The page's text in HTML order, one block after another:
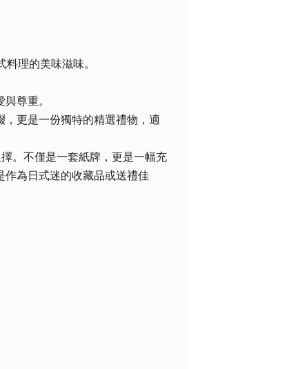
理的美味滋味。
尊重。
更是一份獨特的精選禮物，適
。不僅是一套紙牌，更是一幅充
作為日式迷的收藏品或送禮佳